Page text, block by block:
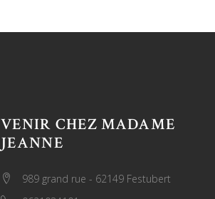
VENIR CHEZ MADAME
JEANNE
989 grand rue - 62149 Festubert